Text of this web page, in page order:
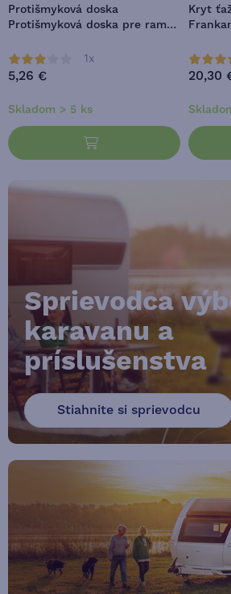
Protišmyková doska
Protišmyková doska pre rampy
1x
5,26 €
Skladom > 5 ks
Kryt
20,30
Sprievodca
karavanu a
príslušenstva
Stiahnite si sprievodcu